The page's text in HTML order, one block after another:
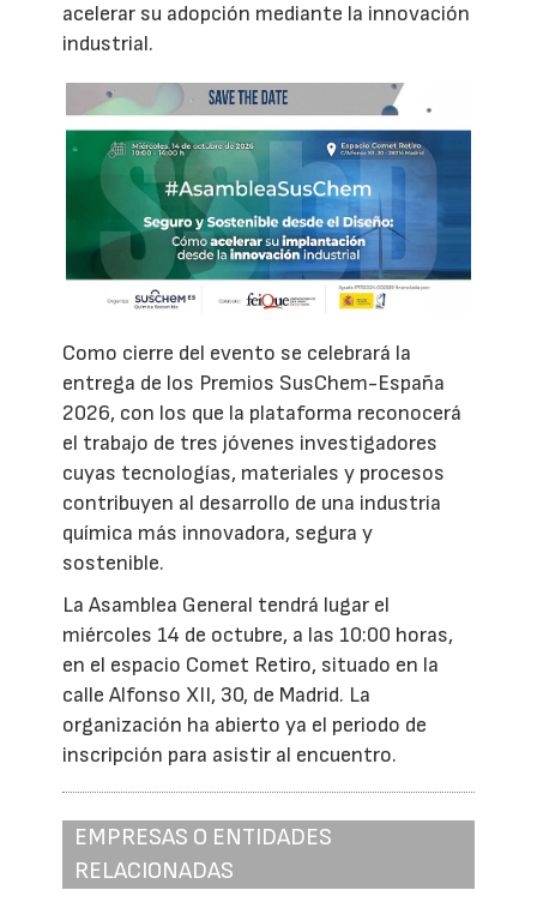
acelerar su adopción mediante la innovación
industrial.
Como cierre del evento se celebrará la
entrega de los Premios SusChem-España
2026, con los que la plataforma reconocerá
el trabajo de tres jóvenes investigadores
cuyas tecnologías, materiales y procesos
contribuyen al desarrollo de una industria
química más innovadora, segura y
sostenible.
La Asamblea General tendrá lugar el
miércoles 14 de octubre, a las 10:00 horas,
en el espacio Comet Retiro, situado en la
calle Alfonso XII, 30, de Madrid. La
organización ha abierto ya el periodo de
inscripción para asistir al encuentro.
EMPRESAS O ENTIDADES
RELACIONADAS